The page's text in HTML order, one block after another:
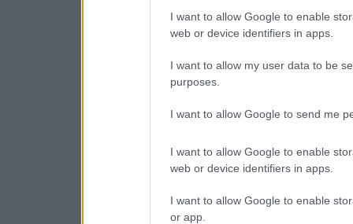
I want to allow Google to enable
web or device identifiers in apps.
I want to allow my user data to be
purposes.
I want to allow Google to send me
I want to allow Google to enable
web or device identifiers in apps.
I want to allow Google to enable
or app.